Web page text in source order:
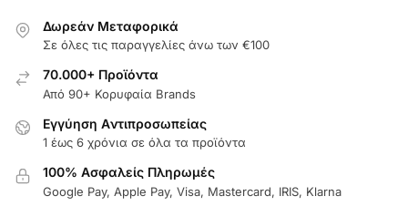
Δωρεάν Μεταφορικά
Σε όλες τις παραγγελίες άνω των €100
70.000+ Προϊόντα
Από 90+ Κορυφαία Brands
Εγγύηση Aντιπροσωπείας
1 έως 6 χρόνια σε όλα τα προϊόντα
100% Ασφαλείς Πληρωμές
Google Pay, Apple Pay, Visa, Mastercard, IRIS, Klarna